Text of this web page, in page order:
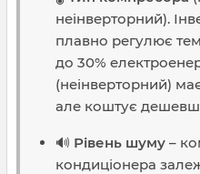
неінверторний).
плавно регулює
до 30%
(неінверторний)
але коштує
🔊 Рівень шуму –
кондиціонера